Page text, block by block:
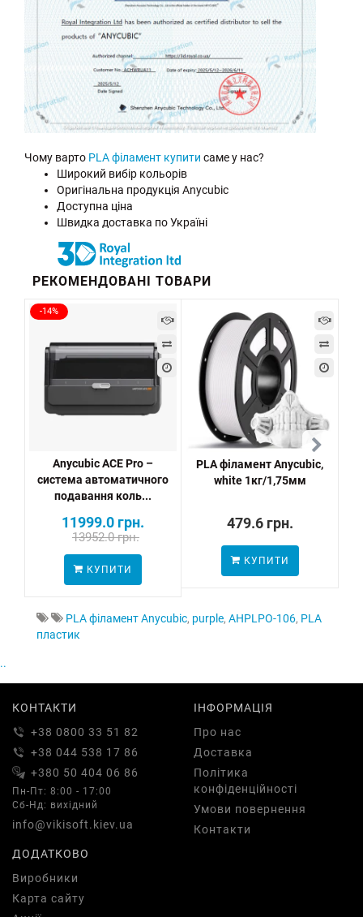
Чому варто PLA філамент купити саме у нас?
Широкий вибір кольорів
Оригінальна продукція Anycubic
Доступна ціна
Швидка доставка по Україні
РЕКОМЕНДОВАНІ ТОВАРИ
-14%
Anycubic ACE Pro –
система автоматичного
подавання коль...
11999.0 грн.
13952.0 грн.
КУПИТИ
PLA філамент Anycubic,
white 1кг/1,75мм
479.6 грн.
КУПИТИ
PLA філамент Anycubic, purple, AHPLPO-106, PLA
пластик
..
КОНТАКТИ
+38 0800 33 51 82
+38 044 538 17 86
+380 50 404 06 86
Пн-Пт: 8:00 - 17:00
Сб-Нд: вихідний
info@vikisoft.kiev.ua
ІНФОРМАЦІЯ
Про нас
Доставка
Політика
конфіденційності
Умови повернення
Контакти
ДОДАТКОВО
Виробники
Карта сайту